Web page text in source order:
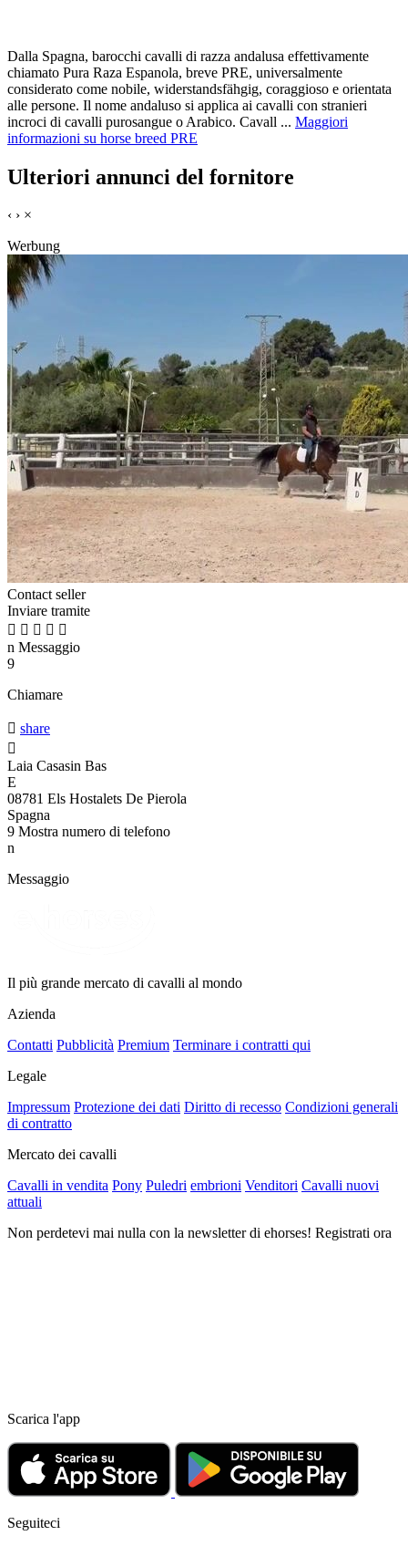
Dalla Spagna, barocchi cavalli di razza andalusa effettivamente
chiamato Pura Raza Espanola, breve PRE, universalmente
considerato come nobile, widerstandsfähgig, coraggioso e orientata
alle persone. Il nome andaluso si applica ai cavalli con stranieri
incroci di cavalli purosangue o Arabico. Cavall ... Maggiori
informazioni su horse breed PRE
Ulteriori annunci del fornitore
‹ › ×
Werbung
Contact seller
Inviare tramite
    
n Messaggio
9
Chiamare
 share

Laia Casasin Bas
E
08781 Els Hostalets De Pierola
Spagna
9 Mostra numero di telefono
n
Messaggio
Il più grande mercato di cavalli al mondo
Azienda
Contatti Pubblicità Premium Terminare i contratti qui
Legale
Impressum Protezione dei dati Diritto di recesso Condizioni generali
di contratto
Mercato dei cavalli
Cavalli in vendita Pony Puledri embrioni Venditori Cavalli nuovi
attuali
Non perdetevi mai nulla con la newsletter di ehorses! Registrati ora
Scarica l'app
Seguiteci